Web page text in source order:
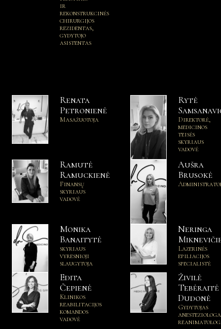
ir
rekonstrukcinės
chirurgijos
rezidentas,
gydytojo
asistentas
Renata
Petronienė
Masažuotoja
Rytė
Direktorė,
medicinos
teisės
skyriaus
vadovė
Ramutė
Ramuckienė
Finansų
skyriaus
vadovė
Aušra
Brusokė
Monika
Banaitytė
skyriaus
vyresnioji
slaugytoja
Neringa
Lazerinės
epiliacijos
specialistė
Edita
Čepienė
Klinikos
reabilitacijos
komandos
vadovė
Živilė
Tebėraitė
Dudonė
Gydytojas